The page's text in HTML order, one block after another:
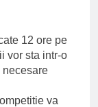
12 ore pe
vor sta intr-o
necesare
va